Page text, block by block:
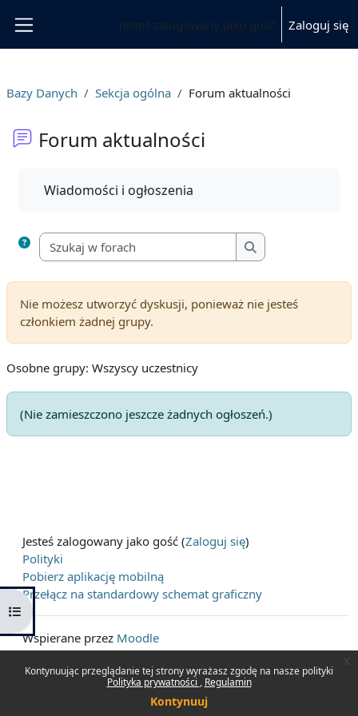
Kontynuując przeglądanie tej strony wyrażasz zgodę na nasze polityki
Polityka prywatności
Regulamin
Kontynuuj
Jesteś zalogowany jako gość Zaloguj się
Otwórz indeks kursu
Bazy Danych Sekcja ogólna Forum aktualności
Forum aktualności
Wiadomości i ogłoszenia
Szukaj w forach
Szukaj w forach
Nie możesz utworzyć dyskusji, ponieważ nie jesteś
członkiem żadnej grupy.
Osobne grupy: Wszyscy uczestnicy
(Nie zamieszczono jeszcze żadnych ogłoszeń.)
Jesteś zalogowany jako gość (Zaloguj się)
Polityki
Pobierz aplikację mobilną
Przełącz na standardowy schemat graficzny
Wspierane przez Moodle